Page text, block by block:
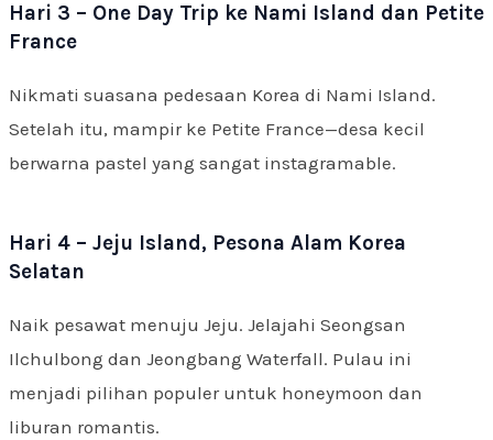
Hari 3 – One Day Trip ke Nami Island dan Petite
France
Nikmati suasana pedesaan Korea di Nami Island.
Setelah itu, mampir ke Petite France—desa kecil
berwarna pastel yang sangat instagramable.
Hari 4 – Jeju Island, Pesona Alam Korea
Selatan
Naik pesawat menuju Jeju. Jelajahi Seongsan
Ilchulbong dan Jeongbang Waterfall. Pulau ini
menjadi pilihan populer untuk honeymoon dan
liburan romantis.